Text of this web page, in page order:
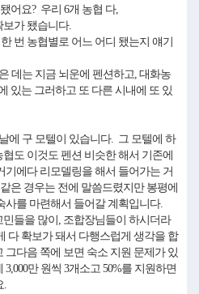
어요? 우리 6개 농협 다,
보가 됐습니다.
번 농협별로 어느 어디 됐는지 얘기
데는 지금 뇌운에 펜션하고, 대화농
있는 그러하고 또 다른 시내에 또 있
에 구 모텔이 있습니다. 그 모텔에 하
도 이것도 펜션 비슷한 해서 기존에
에다 리모델링을 해서 들어가는 거
은 경우는 전에 말씀드렸지만 봉평에
사를 마련해서 들어갈 계획입니다.
민들을 많이, 조합장님들이 하시더라
다 확보가 돼서 다행스럽게 생각을 합
다음 쪽에 보면 숙소 지원 문제가 있
만 원씩 3개소고 50%를 지원하면
.